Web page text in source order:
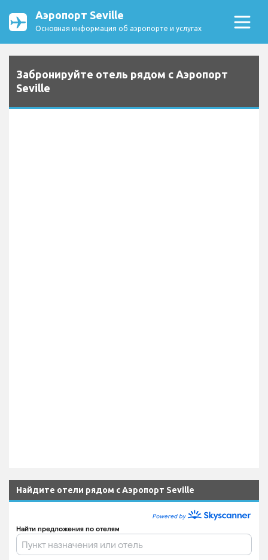
Аэропорт Seville
Основная информация об аэропорте и услугах
Забронируйте отель рядом с Аэропорт
Seville
Найдите отели рядом с Аэропорт Seville